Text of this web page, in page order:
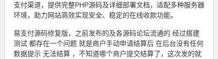
支付渠道，提供完整PHP源码及详细部署文档，适配多种服务器
环境，助力网站高效实现安全、稳定的在线收款功能。
易支付源码修复版，之前发布的及各源码论坛流通的 经过搭建
测试 都存在一个问题 就是商户手动申请结算后 在后台没有任何
数据提示 无法结算 ，不知道哪个商户提交结算了，这次发的就